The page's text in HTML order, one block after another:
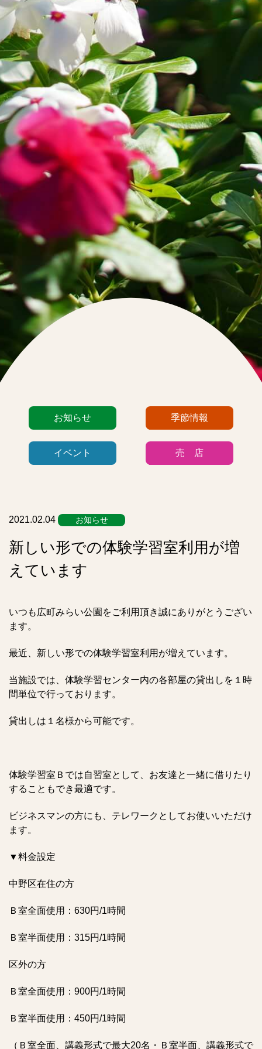
お知らせ 季節情報
イベント 売 店
2021.02.04 お知らせ
新しい形での体験学習室利用が増
えています
いつも広町みらい公園をご利用頂き誠にありがとうござい
ます。
最近、新しい形での体験学習室利用が増えています。
当施設では、体験学習センター内の各部屋の貸出しを１時
間単位で行っております。
貸出しは１名様から可能です。
体験学習室Ｂでは自習室として、お友達と一緒に借りたり
することもでき最適です。
ビジネスマンの方にも、テレワークとしてお使いいただけ
ます。
▼料金設定
中野区在住の方
Ｂ室全面使用：630円/1時間
Ｂ室半面使用：315円/1時間
区外の方
Ｂ室全面使用：900円/1時間
Ｂ室半面使用：450円/1時間
（Ｂ室全面、講義形式で最大20名・Ｂ室半面、講義形式で